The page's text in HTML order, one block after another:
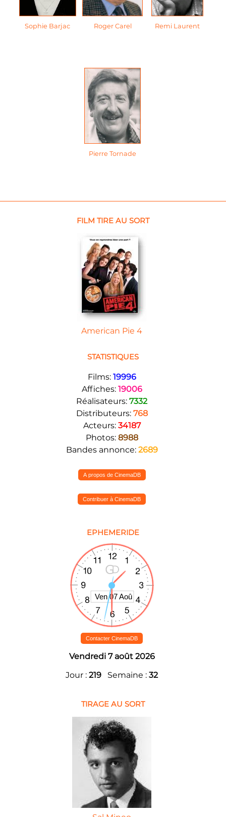
Sophie Barjac Roger Carel Remi Laurent
Pierre Tornade
FILM TIRE AU SORT
American Pie 4
STATISTIQUES
Films: 19996
Affiches: 19006
Réalisateurs: 7332
Distributeurs: 768
Acteurs: 34187
Photos: 8988
Bandes annonce: 2689
A propos de CinemaDB
Contribuer à CinemaDB
EPHEMERIDE
Contacter CinemaDB
Vendredi 7 août 2026
Jour : 219 Semaine : 32
TIRAGE AU SORT